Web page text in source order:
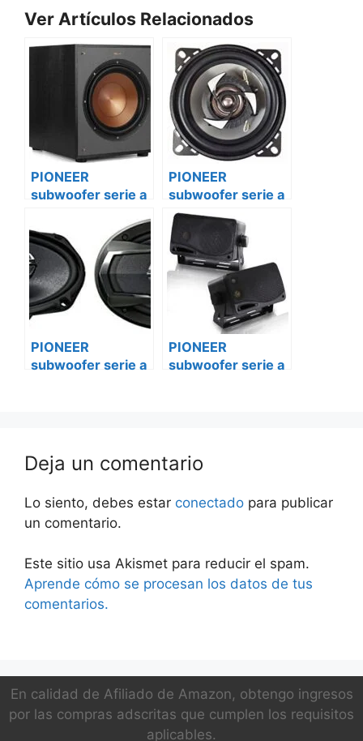
Ver Artículos Relacionados
PIONEER
subwoofer serie a
master
PIONEER
subwoofer serie a
ts-w306r
mercedes sprinter
PIONEER
subwoofer serie a
PIONEER
subwoofer serie a
Deja un comentario
Lo siento, debes estar conectado para publicar
un comentario.
Este sitio usa Akismet para reducir el spam.
Aprende cómo se procesan los datos de tus
comentarios.
En calidad de Afiliado de Amazon, obtengo ingresos
por las compras adscritas que cumplen los requisitos
aplicables.